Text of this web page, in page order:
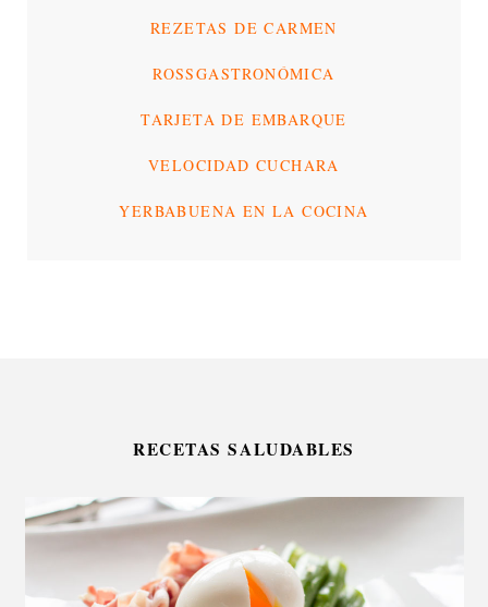
REZETAS DE CARMEN
ROSSGASTRONÓMICA
TARJETA DE EMBARQUE
VELOCIDAD CUCHARA
YERBABUENA EN LA COCINA
RECETAS SALUDABLES